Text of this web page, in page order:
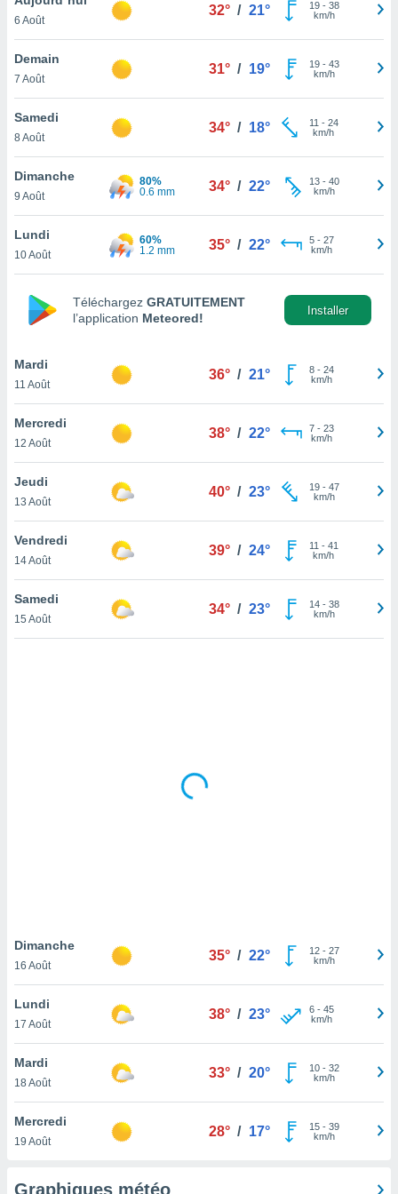
et
»,
au
vous
qu'ils
ou
le
ainsi
un
la
du
votre
à
en
le
notre
que
et que
6 Août
32° / 21° 19- 38
km/h
Demain
7 Août
31° / 19° 19- 43
km/h
Samedi
8 Août
34° / 18° 11 - 24
km/h
Dimanche
9 Août
80%
0.6 mm
34° / 22° 13- 40
km/h
Lundi
10 Août
60%
1.2 mm
35° / 22° 5- 27
km/h
Téléchargez GRATUITEMENT
l’application Meteored!
Installer
Mardi
11 Août
36° / 21° 8- 24
km/h
Mercredi
12 Août
38° / 22° 7- 23
km/h
Jeudi
13 Août
40° / 23° 19- 47
km/h
Vendredi
14 Août
39° / 24° 11 - 41
km/h
Samedi
15 Août
34° / 23° 14- 38
km/h
Dimanche
16 Août
35° / 22° 12- 27
km/h
Lundi
17 Août
38° / 23° 6- 45
km/h
Mardi
18 Août
33° / 20° 10- 32
km/h
Mercredi
19 Août
28° / 17° 15- 39
km/h
Graphiques météo